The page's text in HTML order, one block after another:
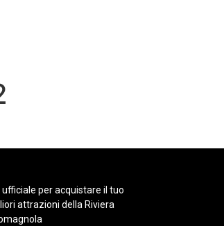
ufficiale per acquistare il tuo
attrazioni della Riviera